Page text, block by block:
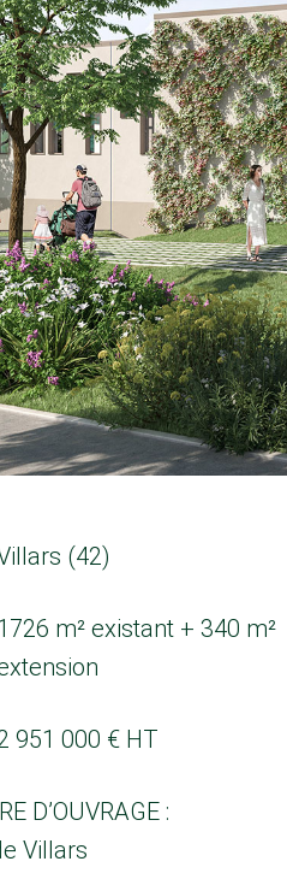
(42)
m² existant + 340 m²
951 000 € HT
D’OUVRAGE :
Villars